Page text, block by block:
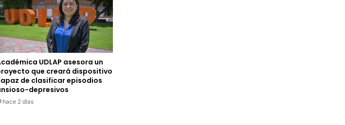
UDLAP asesora un
que creará dispositivo
de clasificar episodios
depresivos
hace 2 días